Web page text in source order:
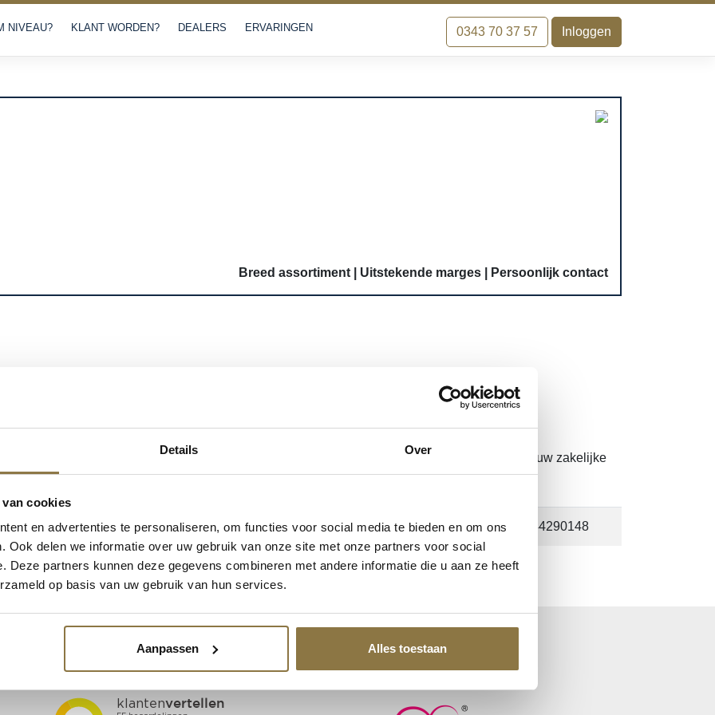
Details Over
cookies
en advertenties te personaliseren, om functies voor social media te bieden en om ons
Ook delen we informatie over uw gebruik van onze site met onze partners voor social
Deze partners kunnen deze gegevens combineren met andere informatie die u aan ze heeft
op basis van uw gebruik van hun services.
Aanpassen Alles toestaan
NIVEAU? KLANT WORDEN? DEALERS ERVARINGEN 0343 70 37 57 Inloggen
Breed assortiment Uitstekende marges Persoonlijk contact
Login om te kunnen bestellen of uw inkoopprijs te zien. Nog geen account?
om uw zakelijke
account aan te vragen.
EAN 8718444295600, 8718444291350, 8718444291374, 8718444290155, 8718444290148
BEOORDELINGEN GOED HART KEURMERK